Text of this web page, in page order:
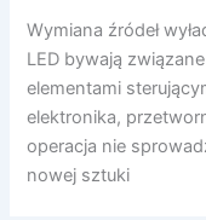
Wymiana źródeł
LED bywają
elementami
elektronika,
operacja nie
nowej sztuki